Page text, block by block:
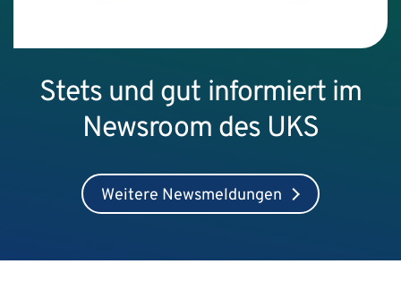
Stets und gut informiert im
Newsroom des UKS
Weitere Newsmeldungen